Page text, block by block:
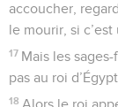
accoucher,
le mourir, si
17 Mais les
pas au roi
18 Alors le roi